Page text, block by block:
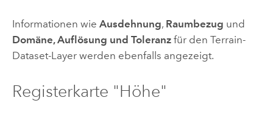
Informationen wie Ausdehnung, Raumbezug und
Domäne, Auflösung und Toleranzfür den Terrain-
Dataset-Layer werden ebenfalls angezeigt.
Registerkarte "Höhe"